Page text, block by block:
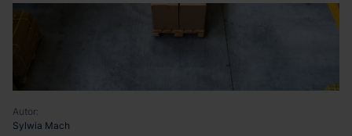
Autor:
Sylwia Mach